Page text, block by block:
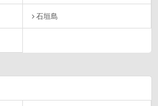
石垣島